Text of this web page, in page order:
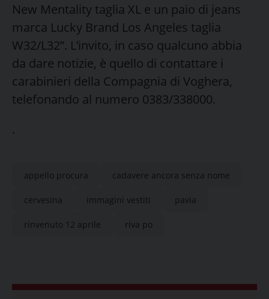
New Mentality taglia XL e un paio di jeans
marca Lucky Brand Los Angeles taglia
W32/L32”. L’invito, in caso qualcuno abbia
da dare notizie, è quello di contattare i
carabinieri della Compagnia di Voghera,
telefonando al numero 0383/338000.
.
appello procura cadavere ancora senza nome
cervesina immagini vestiti pavia
rinvenuto 12 aprile riva po